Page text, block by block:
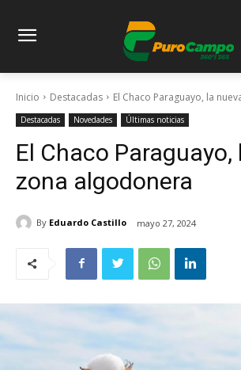
Inicio Destacadas El Chaco Paraguayo, la
Destacadas Novedades Últimas noticias
El Chaco Paraguayo,
zona algodonera
By Eduardo Castillo mayo 27, 2024